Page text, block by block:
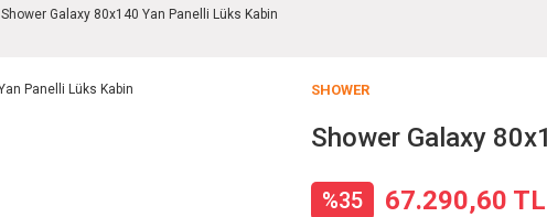
Shower Galaxy 80x140 Yan Panelli Lüks Kabin
SHOWER
Shower Galaxy
%35 67.290,60 TL